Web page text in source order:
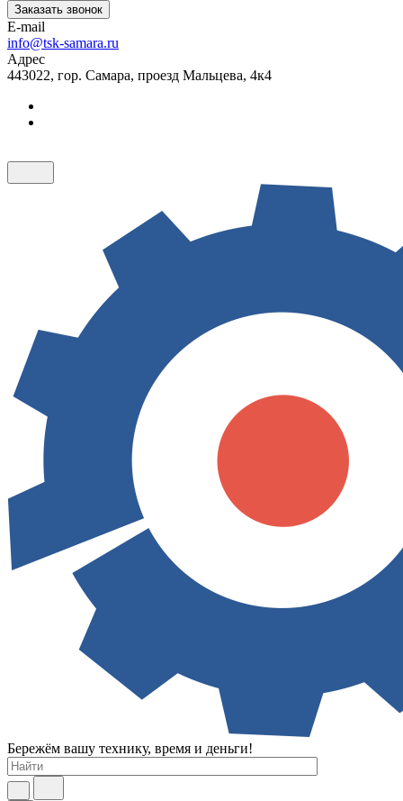
Заказать звонок
E-mail
info@tsk-samara.ru
Адрес
443022, гор. Самара, проезд Мальцева, 4к4
Бережём вашу технику, время и деньги!